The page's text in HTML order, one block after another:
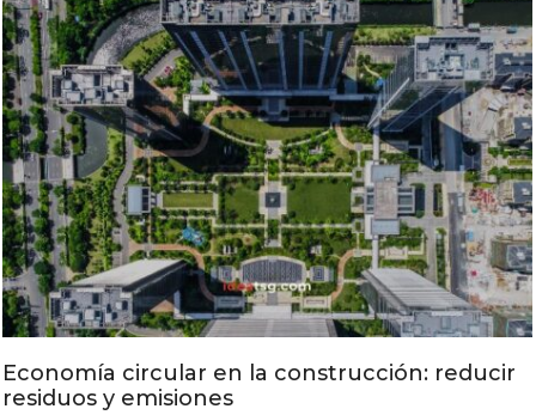
Economía circular en la construcción: reducir
residuos y emisiones